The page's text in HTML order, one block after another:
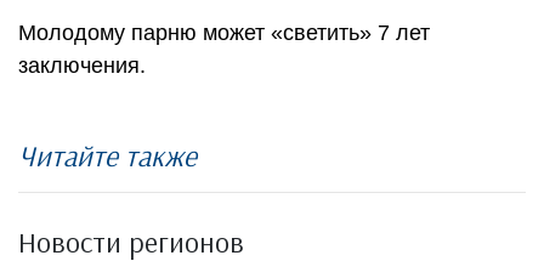
Молодому парню может «светить» 7 лет
заключения.
Читайте также
Новости регионов